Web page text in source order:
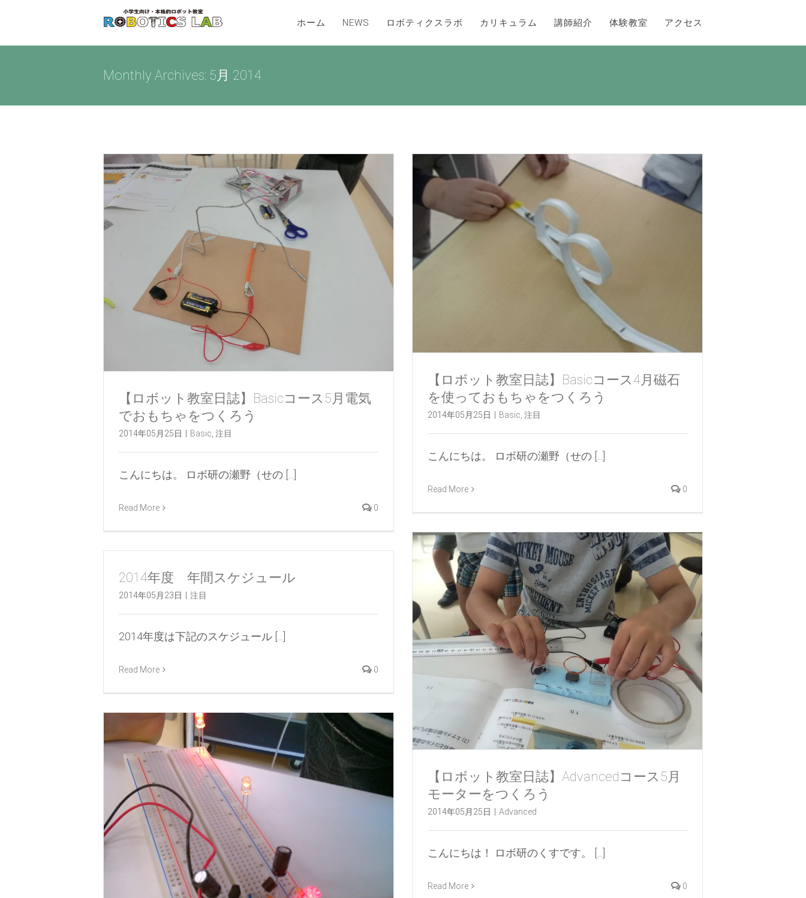
ホーム NEWS ロボティクスラボ カリキュラム 講師紹介 体験教室 アクセス
Monthly Archives: 5月 2014
【ロボット教室日誌】Basicコース5月電気
でおもちゃをつくろう
2014年05月25日 Basic, 注目
こんにちは。 ロボ研の瀬野（せの [...]
Read More 0
【ロボット教室日誌】Basicコース4月磁石
を使っておもちゃをつくろう
2014年05月25日 Basic 注目
こんにちは。 ロボ研の瀬野（せの [...]
Read More 0
【ロボット教室日誌】Advancedコース5月
モーターをつくろう
2014年05月25日 Advanced
こんにちは！ ロボ研のくすです。 [...]
Read More 0
2014年度 年間スケジュール
2014年05月23日 注目
2014年度は下記のスケジュール [...]
Read More 0